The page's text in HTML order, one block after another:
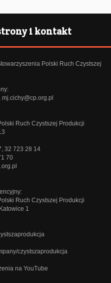
i kontakt
Polski Ruch Czystszej
mj.cichy@cp.org.pl
Ruch Czystszej Produkcji
32 723 28 14
70
Ruch Czystszej Produkcji
1
czystszaprodukcja
na YouTube